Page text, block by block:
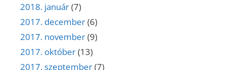
2018. január(7)
2017. december(6)
2017. november(9)
2017. október(13)
2017. szeptember(7)